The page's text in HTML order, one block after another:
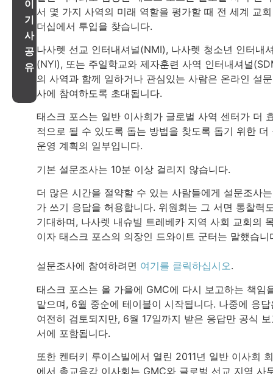
이
기
사
공
유
서 몇 가지 사역의 미래 역할을 평가할 때 전 세계 교
더십에서 투입을 찾습니다.
나사렛 선교 인터내셔널(NMI), 나사렛 청소년 인터내
(NYI), 또는 주일학교와 제자훈련 사역 인터내셔널
의 사역과 함께 일하거나 관심있는 사람은 온라인 설
사에 참여하도록 초대됩니다.
태스크 포스는 일반 이사회가 글로벌 사역 센터가 더
적으로 될 수 있도록 돕는 방법을 찾도록 돕기 위한 더
운영 계획의 일부입니다.
기본 설문조사는 10분 이상 걸리지 않습니다.
더 많은 시간을 절약할 수 있는 사람들에게 설문조사
가 쓰기 응답을 허용합니다. 위원회는 그 서면 통찰력
기대하며, 나사렛 내슈빌 트레베카 지역 사회 교회의
이자 태스크 포스의 의장인 드와이트 군터는 말했습니
설문조사에 참여하려면 여기를 클릭하십시오.
태스크 포스는 올 가을에 GMC에 다시 보고하는 책임
맡으며, 6월 중순에 테이블이 시작됩니다. 나중에 응답
여전히 검토되지만, 6월 17일까지 받은 응답만 공식
서에 포함됩니다.
또한 켄터키 루이스빌에서 열린 2011년 일반 이사회
에서 총교육감 이사회는 GMC와 글로벌 선교 지역 사